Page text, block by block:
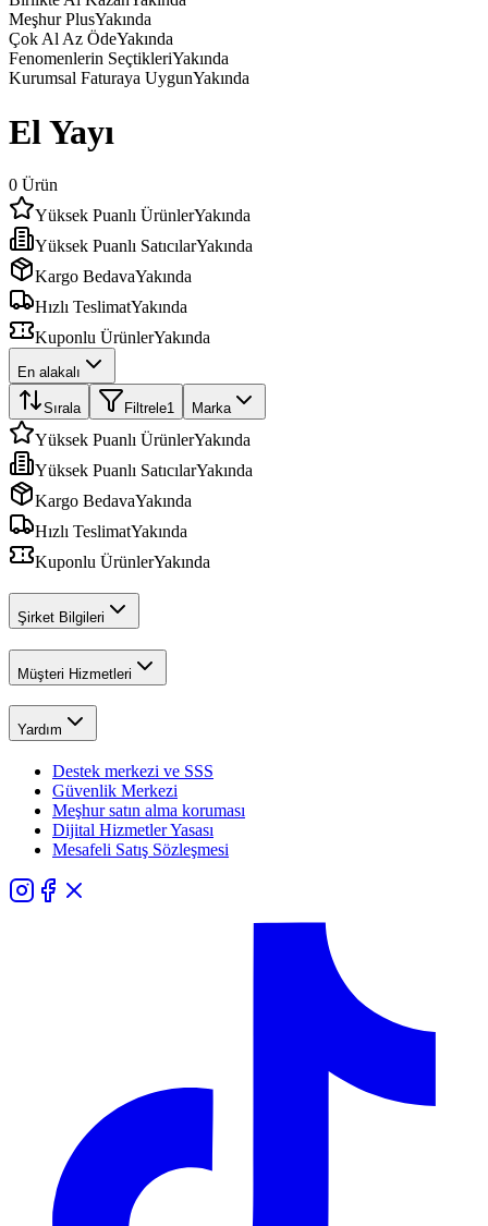
Meşhur PlusYakında
Çok Al Az ÖdeYakında
Fenomenlerin SeçtikleriYakında
Kurumsal Faturaya UygunYakında
El Yayı
0 Ürün
Yüksek Puanlı ÜrünlerYakında
Yüksek Puanlı SatıcılarYakında
Kargo BedavaYakında
Hızlı TeslimatYakında
Kuponlu ÜrünlerYakında
En alakalı
Sırala Filtrele1 Marka
Yüksek Puanlı ÜrünlerYakında
Yüksek Puanlı SatıcılarYakında
Kargo BedavaYakında
Hızlı TeslimatYakında
Kuponlu ÜrünlerYakında
Şirket Bilgileri
Müşteri Hizmetleri
Yardım
Destek merkezi ve SSS
Güvenlik Merkezi
Meşhur satın alma koruması
Dijital Hizmetler Yasası
Mesafeli Satış Sözleşmesi